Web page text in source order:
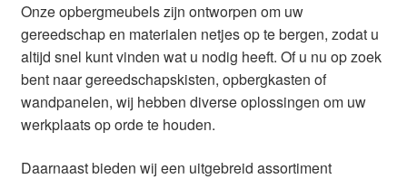
Onze opbergmeubels zijn ontworpen om uw
gereedschap en materialen netjes op te bergen, zodat u
altijd snel kunt vinden wat u nodig heeft. Of u nu op zoek
bent naar gereedschapskisten, opbergkasten of
wandpanelen, wij hebben diverse oplossingen om uw
werkplaats op orde te houden.
Daarnaast bieden wij een uitgebreid assortiment